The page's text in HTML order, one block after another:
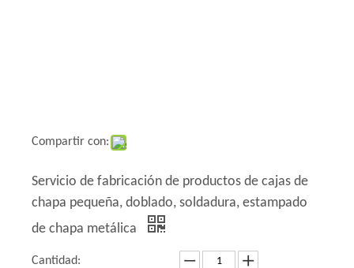
Compartir con:
Servicio de fabricación de productos de cajas de
chapa pequeña, doblado, soldadura, estampado
de chapa metálica
Cantidad: